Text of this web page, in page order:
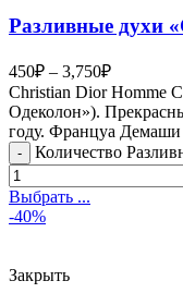
Разливные духи
450₽ – 3,750₽
Christian Dior Homme
Одеколон»).
году. Француа Демаши
Количество
Выбрать ...
-40%
Закрыть